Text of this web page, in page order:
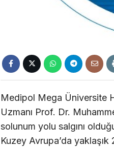
Medipol Mega Üniversite
Uzmanı Prof. Dr.
solunum yolu salgını
Kuzey Avrupa’da yaklaşık